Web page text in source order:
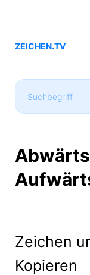
ZEICHEN.TV
Zeichen
Kopieren